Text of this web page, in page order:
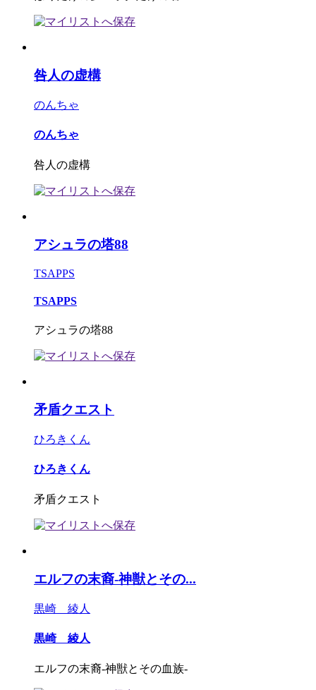
咎人の虚構
のんちゃ
のんちゃ
咎人の虚構
アシュラの塔88
TSAPPS
TSAPPS
アシュラの塔88
矛盾クエスト
ひろきくん
ひろきくん
矛盾クエスト
エルフの末裔-神獣とその...
黒崎 綾人
黒崎 綾人
エルフの末裔-神獣とその血族-